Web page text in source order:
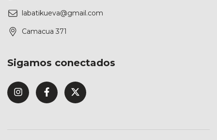
labatikueva@gmail.com
Camacua 371
Sigamos conectados